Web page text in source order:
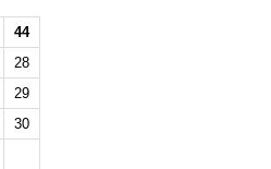
44
28
29
30